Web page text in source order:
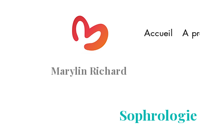
Marylin Richard
Accueil A
​Sophrologie